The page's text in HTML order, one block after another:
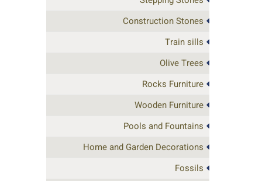
Construction Stones
Train sills
Olive Trees
Rocks Furniture
Wooden Furniture
Pools and Fountains
Home and Garden Decorations
Fossils